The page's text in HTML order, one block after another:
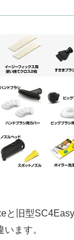
と旧型
ます。